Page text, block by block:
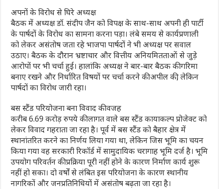
अपनों के विरोध से घिरे अध्यक्ष
बैठक में अध्यक्ष डॉ. संदीप जैन को विपक्ष के साथ-साथ अपनी ही पार्टी
के पार्षदों के विरोध का सामना करना पड़ा। लंबे समय से कार्यप्रणाली
को लेकर असंतोष जता रहे भाजपा पार्षदों ने भी अध्यक्ष पर सवाल
उठाए। बैठक के दौरान भ्रष्टाचार और वित्तीय अनियमितताओं से जुड़े
आरोपों पर भी चर्चा हुई। हालांकि अध्यक्ष ने बार-बार बैठक की गरिमा
बनाए रखने और निर्धारित विषयों पर चर्चा करने की अपील की, लेकिन
पार्षदों का विरोध जारी रहा।
बस स्टैंड परियोजना बना विवाद की वजह
करीब 6.69 करोड़ रुपये की लागत वाले बस स्टैंड कायाकल्प प्रोजेक्ट को
लेकर विवाद गहराता जा रहा है। पूर्व में बस स्टैंड को बैहार क्षेत्र में
स्थानांतरित करने का निर्णय लिया गया था, लेकिन जिस भूमि का चयन
किया गया वह सरकारी रिकॉर्ड में सामुदायिक चरागाह भूमि दर्ज है। भूमि
उपयोग परिवर्तन की प्रक्रिया पूरी नहीं होने के कारण निर्माण कार्य शुरू
नहीं हो सका। दो वर्षों से लंबित इस परियोजना के कारण स्थानीय
नागरिकों और जनप्रतिनिधियों में असंतोष बढ़ता जा रहा है।